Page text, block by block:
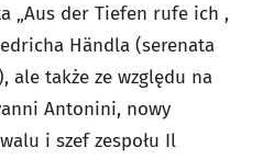
„Aus der Tiefen rufe ich ,
Händla (serenata
ale także ze względu na
Antonini, nowy
i szef zespołu Il